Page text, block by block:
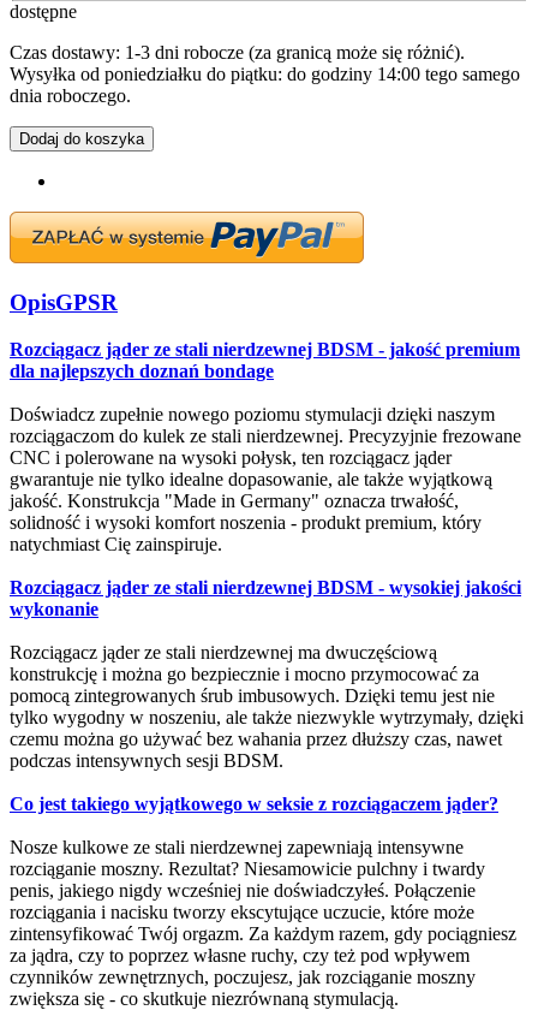
dostępne
Czas dostawy: 1-3 dni robocze (za granicą może się różnić).
Wysyłka od poniedziałku do piątku: do godziny 14:00 tego samego
dnia roboczego.
Dodaj do koszyka
OpisGPSR
Rozciągacz jąder ze stali nierdzewnej BDSM - jakość premium
dla najlepszych doznań bondage
Doświadcz zupełnie nowego poziomu stymulacji dzięki naszym
rozciągaczom do kulek ze stali nierdzewnej. Precyzyjnie frezowane
CNC i polerowane na wysoki połysk, ten rozciągacz jąder
gwarantuje nie tylko idealne dopasowanie, ale także wyjątkową
jakość. Konstrukcja "Made in Germany" oznacza trwałość,
solidność i wysoki komfort noszenia - produkt premium, który
natychmiast Cię zainspiruje.
Rozciągacz jąder ze stali nierdzewnej BDSM - wysokiej jakości
wykonanie
Rozciągacz jąder ze stali nierdzewnej ma dwuczęściową
konstrukcję i można go bezpiecznie i mocno przymocować za
pomocą zintegrowanych śrub imbusowych. Dzięki temu jest nie
tylko wygodny w noszeniu, ale także niezwykle wytrzymały, dzięki
czemu można go używać bez wahania przez dłuższy czas, nawet
podczas intensywnych sesji BDSM.
Co jest takiego wyjątkowego w seksie z rozciągaczem jąder?
Nosze kulkowe ze stali nierdzewnej zapewniają intensywne
rozciąganie moszny. Rezultat? Niesamowicie pulchny i twardy
penis, jakiego nigdy wcześniej nie doświadczyłeś. Połączenie
rozciągania i nacisku tworzy ekscytujące uczucie, które może
zintensyfikować Twój orgazm. Za każdym razem, gdy pociągniesz
za jądra, czy to poprzez własne ruchy, czy też pod wpływem
czynników zewnętrznych, poczujesz, jak rozciąganie moszny
zwiększa się - co skutkuje niezrównaną stymulacją.